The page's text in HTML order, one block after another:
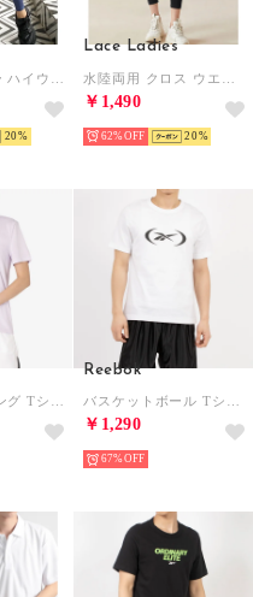
20
Lace Ladies
￥1,490
62% 20
Reebok
￥1,290
67%